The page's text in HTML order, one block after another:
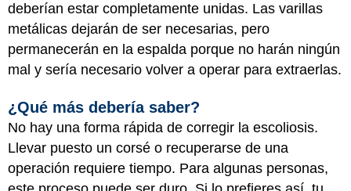
deberían estar completamente unidas. Las varillas
metálicas dejarán de ser necesarias, pero
permanecerán en la espalda porque no harán ningún
mal y sería necesario volver a operar para extraerlas.
¿Qué más debería saber?
No hay una forma rápida de corregir la escoliosis.
Llevar puesto un corsé o recuperarse de una
operación requiere tiempo. Para algunas personas,